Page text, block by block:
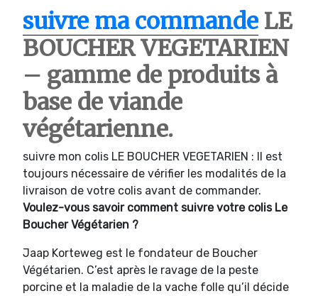
suivre ma commande LE
BOUCHER VEGETARIEN
– gamme de produits à
base de viande
végétarienne.
suivre mon colis LE BOUCHER VEGETARIEN : Il est
toujours nécessaire de vérifier les modalités de la
livraison de votre colis avant de commander.
Voulez-vous savoir comment suivre votre colis Le
Boucher Végétarien ?
Jaap Korteweg est le fondateur de Boucher
Végétarien. C’est après le ravage de la peste
porcine et la maladie de la vache folle qu’il décide